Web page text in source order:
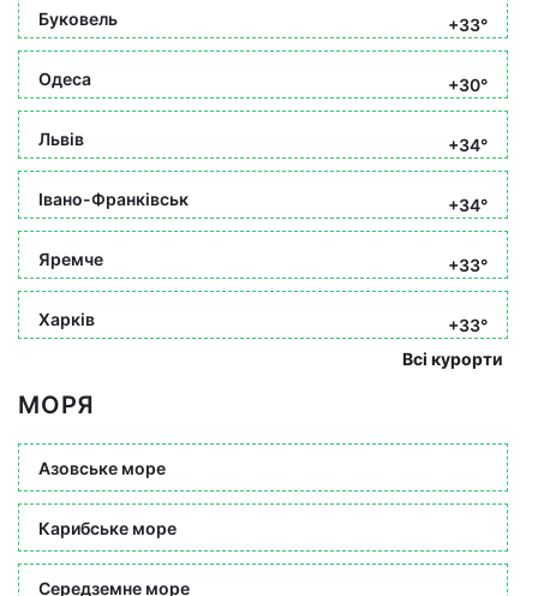
Буковель +33°
Одеса +30°
Львів +34°
Івано-Франківськ +34°
Яремче +33°
Харків
+33°
Всі курорти
МОРЯ
Азовське море
Карибське море
Середземне море